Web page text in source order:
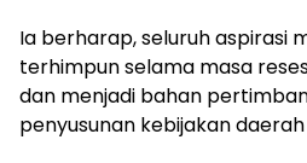
Ia berharap, seluruh aspirasi
terhimpun selama masa
dan menjadi bahan
penyusunan kebijakan